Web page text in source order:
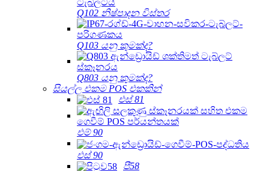
Q102 නිෂ්පාදන විස්තර
Q103 යනු කුමක්ද?
Q803 යනු කුමක්ද?
සියල්ල එකම POS එකකින්
එස් 81
එම් 90
එස් 90
පී58